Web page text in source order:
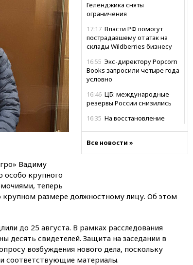
Геленджика сняты
ограничения
17:17 Власти РФ помогут
пострадавшему от атак на
склады Wildberries бизнесу
16:55 Экс-директору Popcorn
Books запросили четыре года
условно
16:46 ЦБ: международные
резервы России снизились
16:35 На восстановление
5 введен в эксплуатацию
Брянской области
15:15В половине штатов США
зафиксирована вспышка
сальмонеллеза
Все новости »
Вадиму
крупного
теперь
крупном размере должностному лицу. Об этом
до 25 августа. В рамках расследования
десять свидетелей. Защита на заседании в
возбуждения нового дела, поскольку
соответствующие материалы.